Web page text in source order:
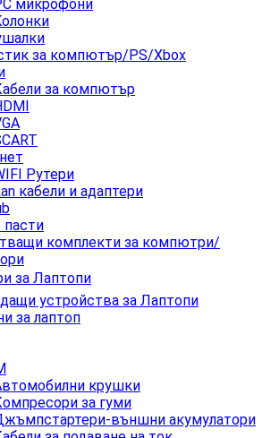
микрофони
за компютър/PS/Xbox
за компютър
Рутери
кабели и адаптери
комплекти за компютри/
за Лаптопи
устройства за Лаптопи
за лаптоп
крушки
за гуми
външни акумулатори